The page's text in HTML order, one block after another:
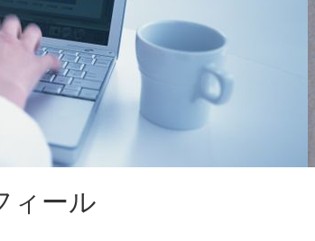
ィール